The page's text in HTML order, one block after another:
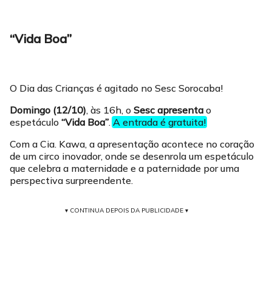
“Vida Boa”
O Dia das Crianças é agitado no Sesc Sorocaba!
Domingo (12/10), às 16h, o Sesc apresenta o
espetáculo “Vida Boa”. A entrada é gratuita!
Com a Cia. Kawa, a apresentação acontece no coração
de um circo inovador, onde se desenrola um espetáculo
que celebra a maternidade e a paternidade por uma
perspectiva surpreendente.
▾ CONTINUA DEPOIS DA PUBLICIDADE ▾